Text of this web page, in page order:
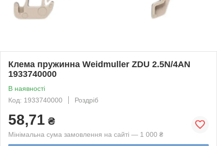
Клема пружинна Weidmuller ZDU 2.5N/4AN
1933740000
В наявності
Код: 1933740000
Роздріб
58,71 ₴
Мінімальна сума замовлення на сайті — 1 000 ₴